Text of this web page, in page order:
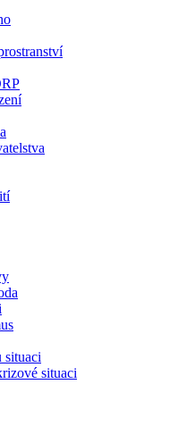
situaci
situaci